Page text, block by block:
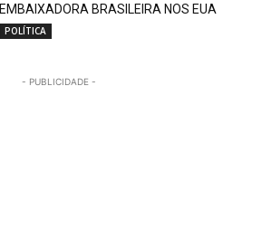
EMBAIXADORA BRASILEIRA NOS EUA
POLÍTICA
- PUBLICIDADE -